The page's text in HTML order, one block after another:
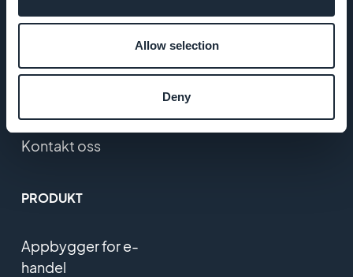
Allow selection
Deny
Kontakt oss
PRODUKT
Appbygger for e-
handel